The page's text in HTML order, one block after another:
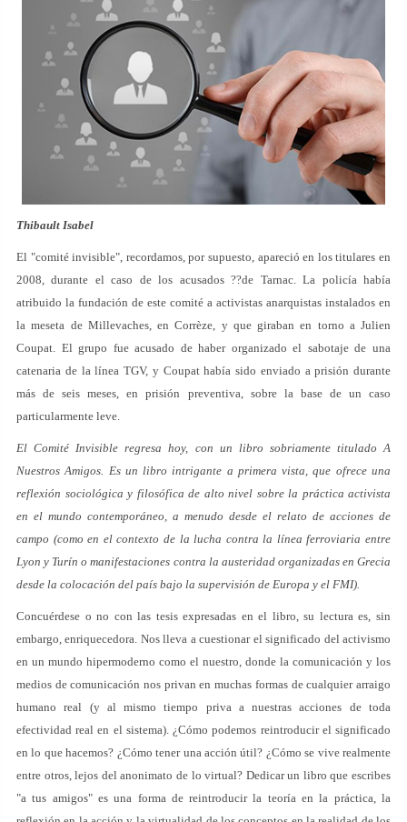
Thibault Isabel
El "comité invisible", recordamos, por supuesto, apareció en los titulares en
2008, durante el caso de los acusados ??de Tarnac. La policía había
atribuido la fundación de este comité a activistas anarquistas instalados en
la meseta de Millevaches, en Corrèze, y que giraban en torno a Julien
Coupat. El grupo fue acusado de haber organizado el sabotaje de una
catenaria de la línea TGV, y Coupat había sido enviado a prisión durante
más de seis meses, en prisión preventiva, sobre la base de un caso
particularmente leve.
El Comité Invisible regresa hoy, con un libro sobriamente tituladoA
Nuestros Amigos. Es un libro intrigante a primera vista, que ofrece una
reflexión sociológica y filosófica de alto nivel sobre la práctica activista
en el mundo contemporáneo, a menudo desde el relato de acciones de
campo (como en el contexto de la lucha contra la línea ferroviaria entre
Lyon y Turín o manifestaciones contra la austeridad organizadas en Grecia
desde la colocación del país bajo la supervisión de Europa y el FMI).
Concuérdese o no con las tesis expresadas en el libro, su lectura es, sin
embargo, enriquecedora. Nos lleva a cuestionar el significado del activismo
en un mundo hipermoderno como el nuestro, donde la comunicación y los
medios de comunicación nos privan en muchas formas de cualquier arraigo
humano real (y al mismo tiempo priva a nuestras acciones de toda
efectividad real en el sistema). ¿Cómo podemos reintroducir el significado
en lo que hacemos? ¿Cómo tener una acción útil? ¿Cómo se vive realmente
entre otros, lejos del anonimato de lo virtual? Dedicar un libro que escribes
"a tus amigos" es una forma de reintroducir la teoría en la práctica, la